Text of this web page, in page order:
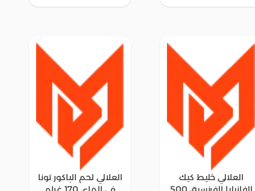
العلالي خليط كيك
العلالي لحم الباكور تونا